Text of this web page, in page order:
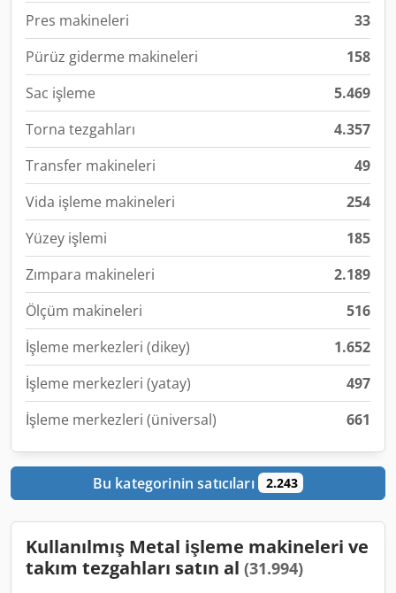
Pres makineleri
33
Pürüz giderme makineleri
158
Sac işleme
5.469
Torna tezgahları
4.357
Transfer makineleri
49
Vida işleme makineleri
254
Yüzey işlemi
185
Zımpara makineleri
2.189
Ölçüm makineleri
516
İşleme merkezleri (dikey)
1.652
İşleme merkezleri (yatay)
497
İşleme merkezleri (üniversal)
661
Bu kategorinin satıcıları 2.243
Kullanılmış Metal işleme makineleri ve
takım tezgahları satın al (31.994)